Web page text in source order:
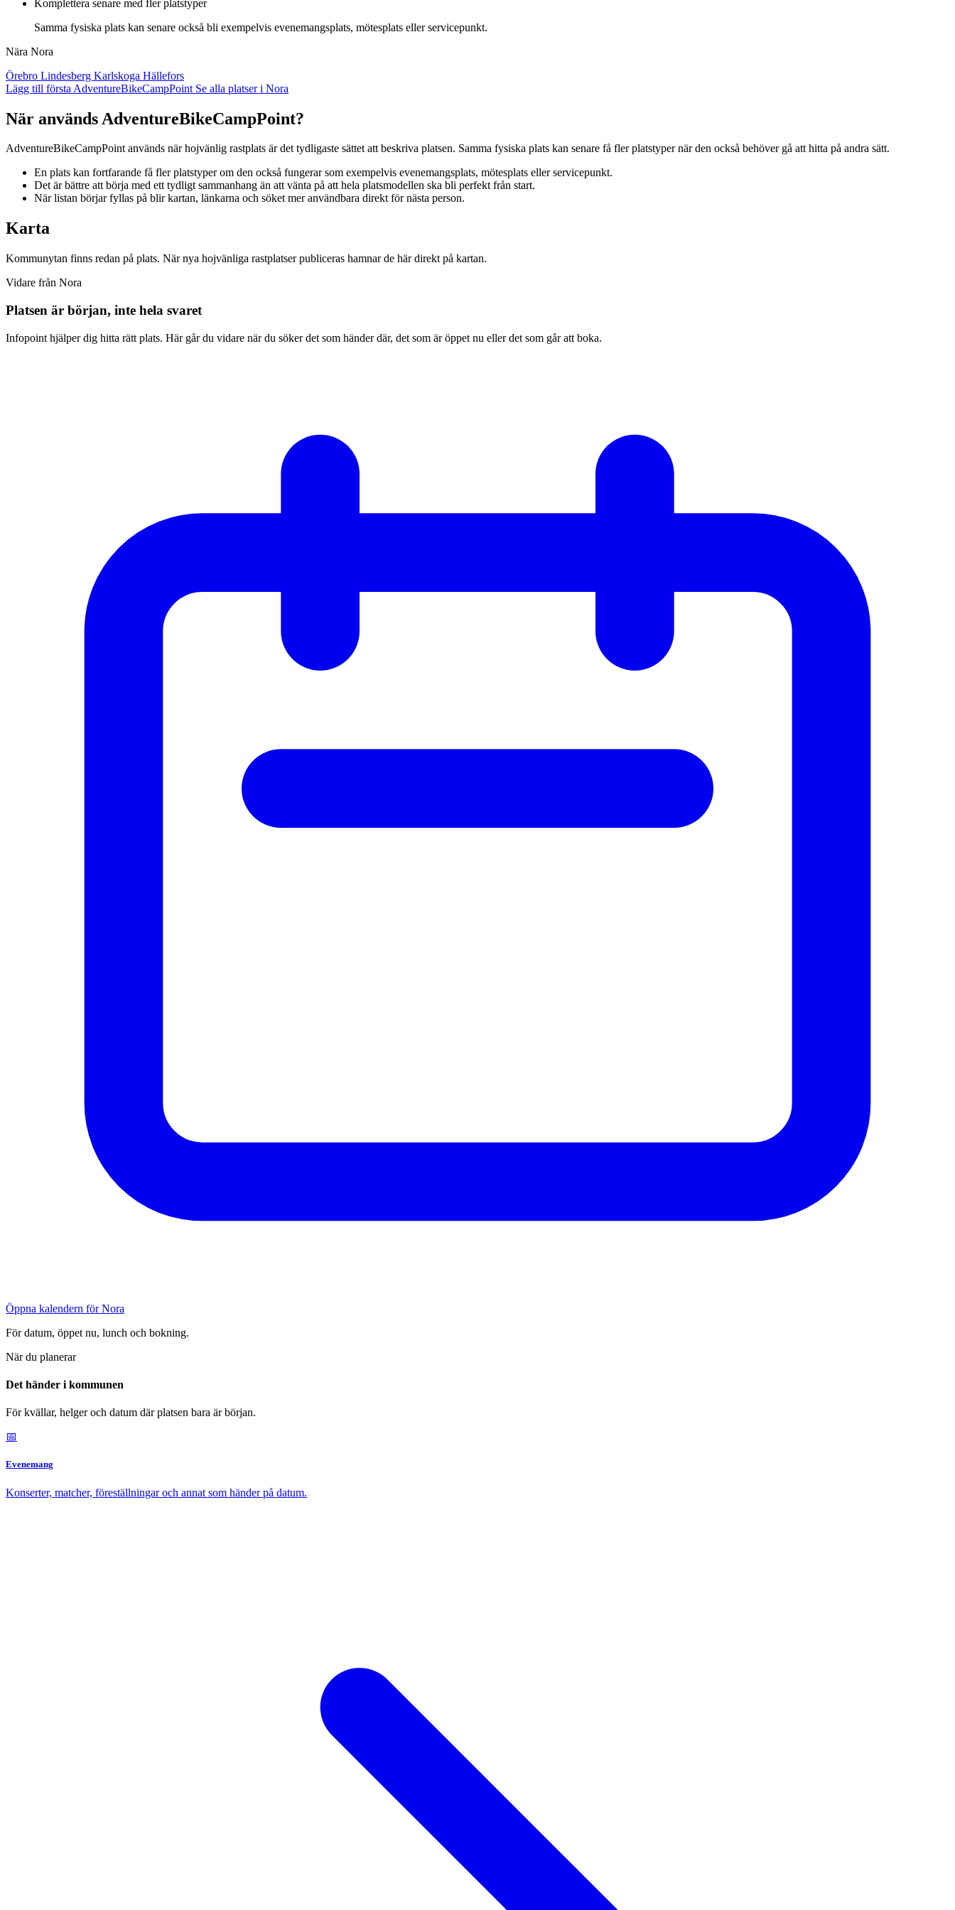
Komplettera senare med fler platstyper
Samma fysiska plats kan senare också bli exempelvis evenemangsplats, mötesplats eller servicepunkt.
Nära Nora
Örebro Lindesberg Karlskoga Hällefors
Lägg till första AdventureBikeCampPoint Se alla platser i Nora
När används AdventureBikeCampPoint?
AdventureBikeCampPoint används när hojvänlig rastplats är det tydligaste sättet att beskriva platsen. Samma fysiska plats kan senare få fler platstyper när den också behöver gå att hitta på andra sätt.
En plats kan fortfarande få fler platstyper om den också fungerar som exempelvis evenemangsplats, mötesplats eller servicepunkt.
Det är bättre att börja med ett tydligt sammanhang än att vänta på att hela platsmodellen ska bli perfekt från start.
När listan börjar fyllas på blir kartan, länkarna och söket mer användbara direkt för nästa person.
Karta
Kommunytan finns redan på plats. När nya hojvänliga rastplatser publiceras hamnar de här direkt på kartan.
Vidare från Nora
Platsen är början, inte hela svaret
Infopoint hjälper dig hitta rätt plats. Här går du vidare när du söker det som händer där, det som är öppet nu eller det som går att boka.
Öppna kalendern för Nora
För datum, öppet nu, lunch och bokning.
När du planerar
Det händer i kommunen
För kvällar, helger och datum där platsen bara är början.
📅
Evenemang
Konserter, matcher, föreställningar och annat som händer på datum.